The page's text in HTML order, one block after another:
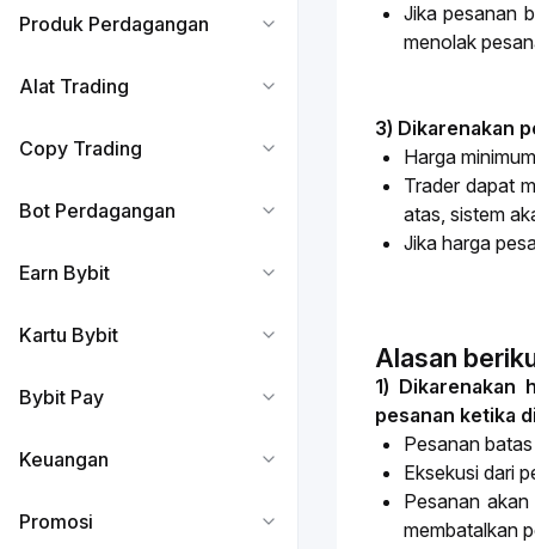
Produk Perdagangan
Alat Trading
Copy Trading
Bot Perdagangan
Earn Bybit
Kartu Bybit
Bybit Pay
Keuangan
Promosi
Jika pesanan
menolak
3) Dikarenakan
Harga
Trader dapat
atas, sistem
Jika harga
Alasan
1) Dikarenakan
pesanan ketika
Pesanan
Eksekusi dari
Pesanan
membatalkan